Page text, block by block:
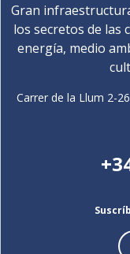
Gran
los secretos de las
energía, medio
Carrer de la Llum 2-